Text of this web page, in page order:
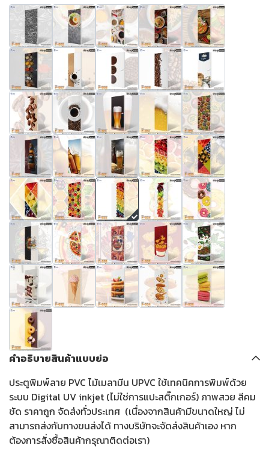
คำอธิบายสินค้าแบบย่อ
ประตูพิมพ์ลาย PVC ไม้เมลามีน UPVC ใช้เทคนิคการพิมพ์ด้วย
ระบบ Digital UV inkjet (ไม่ใช่การแปะสติ๊กเกอร์) ภาพสวย สีคม
ชัด ราคาถูก จัดส่งทั่วประเทศ (เนื่องจากสินค้ามีขนาดใหญ่ ไม่
สามารถส่งกับทางขนส่งได้ ทางบริษัทจะจัดส่งสินค้าเอง หาก
ต้องการสั่งซื้อสินค้ากรุณาติดต่อเรา)